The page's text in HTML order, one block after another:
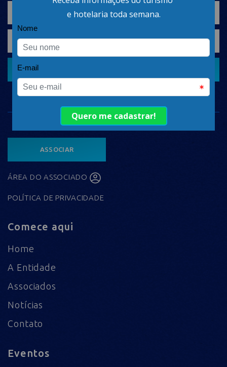
ASSOCIAR
ÁREA DO ASSOCIADO
POLÍTICA DE PRIVACIDADE
Comece aqui
Home
A Entidade
Associados
Notícias
Contato
Eventos